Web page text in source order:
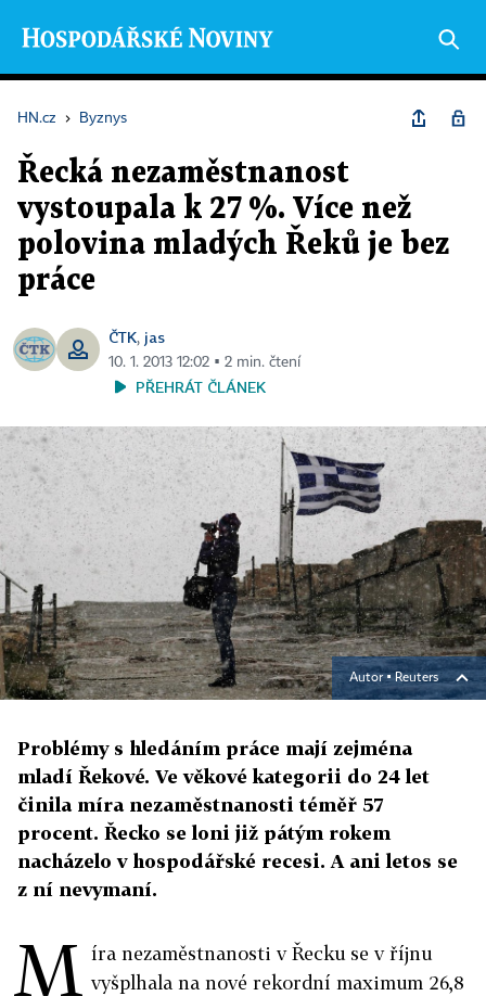
HN.cz › Byznys
Řecká nezaměstnanost
vystoupala k 27 %. Více než
polovina mladých Řeků je bez
práce
ČTK, jas
10. 1. 2013 12:02 ▪ 2 min. čtení
PŘEHRÁT ČLÁNEK
Autor ▪Reuters
Problémy s hledáním práce mají zejména
mladí Řekové. Ve věkové kategorii do 24 let
činila míra nezaměstnanosti téměř 57
procent. Řecko se loni již pátým rokem
nacházelo v hospodářské recesi. A ani letos se
z ní nevymaní.
M íra nezaměstnanosti v Řecku se v říjnu
vyšplhala na nové rekordní maximum 26,8